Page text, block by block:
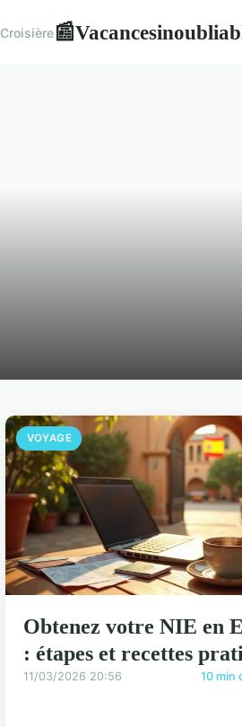
Croisière📰
VOYAGE
Obtenez votre NIE en
: étapes et recettes
11/03/2026 20:56 10 min